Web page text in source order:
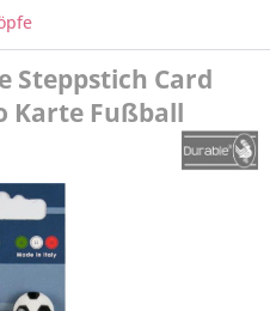
Steppstich Card
Karte Fußball